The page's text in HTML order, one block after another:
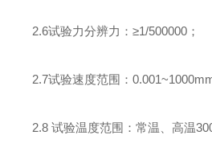
2.6试验力分辨力：≥1/500000 ；
2.7试验速度范围：
2.8 试验温度范围：常温、高温